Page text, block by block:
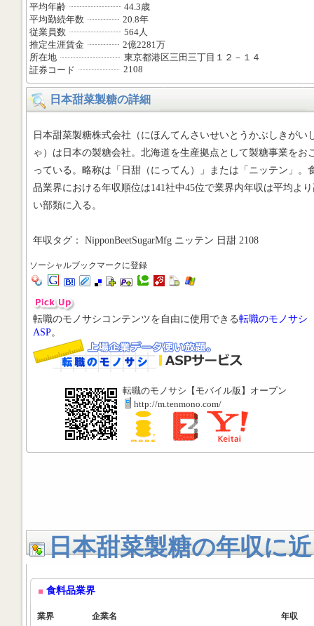
平均年齢
44.3歳
平均勤続年数
20.8年
従業員数
564人
推定生涯賃金
2億2281万
所在地
東京都港区三田三丁目１２－１４
証券コード
2108
日本甜菜製糖の詳細
日本甜菜製糖株式会社（にほんてんさいせいとうかぶしきがい
ゃ）は日本の製糖会社。北海道を生産拠点として製糖事業をお
っている。略称は「日甜（にってん）」または「ニッテン」。
品業界における年収順位は141社中45位で業界内年収は平均よ
い部類に入る。
年収タグ： NipponBeetSugarMfg ニッテン 日甜 2108
ソーシャルブックマークに登録
転職のモノサシコンテンツを自由に使用できる転職のモノサシ
ASP。
転職のモノサシ【モバイル版】オープン
http://m.tenmono.com/
日本甜菜製糖の年収に
食料品業界
業界 企業名
年収